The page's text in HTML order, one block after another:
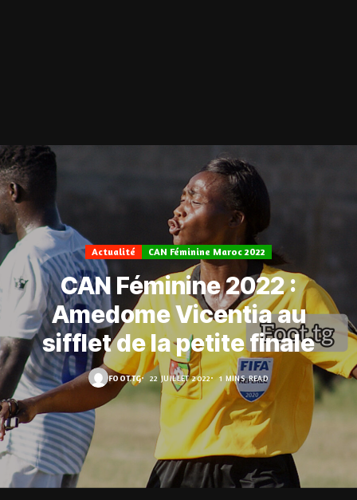
Actualité CAN Féminine Maroc 2022
CAN Féminine 2022 :
Amedome Vicentia au
sifflet de la petite finale
FOOT.TG 22 JUILLET 2022 1 MINS READ